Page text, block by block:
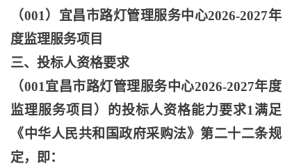
（001）宜昌市路灯管理服务中心2026-2027年
度监理服务项目
三、投标人资格要求
（001宜昌市路灯管理服务中心2026-2027年度
监理服务项目）的投标人资格能力要求1满足
《中华人民共和国政府采购法》第二十二条规
定，即：